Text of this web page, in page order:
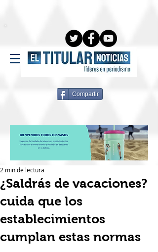
Compartir
¿Saldrás de vacaciones?
cuida que los
establecimientos
cumplan estas normas
2 min de lectura